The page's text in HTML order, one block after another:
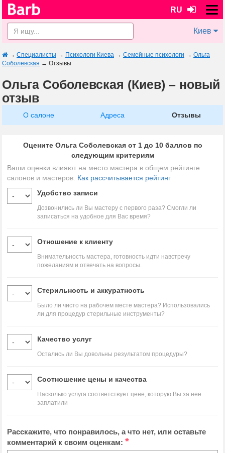
RU
Киев
→ Специалисты → Психологи Киева → Семейные психологи → Ольга
Соболевская → Отзывы
Ольга Соболевская (Киев) – новый
отзыв
О салоне Адреса Отзывы
Оцените Ольга Соболевская от 1 до 10 баллов по
следующим критериям
Ваши оценки влияют на место мастера в общем рейтинге
салонов и мастеров. Как рассчитывается рейтинг
Удобство записи
Дозвонились ли Вы мастеру с первого раза? Смогли ли
записаться на удобное для Вас время?
Отношение к клиенту
Внимательность мастера, готовность идти навстречу
пожеланиям и отвечать на вопросы.
Стерильность и аккуратность
Было ли чисто на рабочем месте мастера? Использовались
ли для процедур стерильные инструменты?
Качество услуг
Остались ли Вы довольны результатом процедуры?
Соотношение цены и качества
Насколько услуга соответствует цене, которую Вы за нее
заплатили
Расскажите, что понравилось, а что нет, или оставьте
комментарий к своим оценкам: *